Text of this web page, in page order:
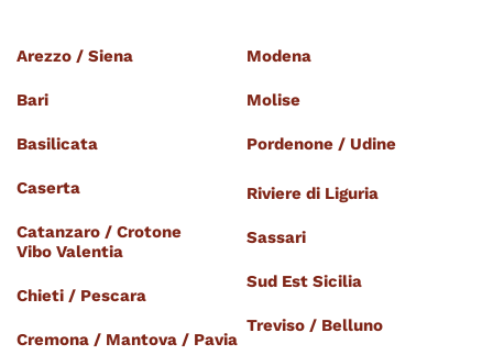
Arezzo / Siena
Bari
Basilicata
Caserta
Catanzaro / Crotone
Vibo Valentia
Chieti / Pescara
Cremona / Mantova / Pavia
Modena
Molise
Pordenone / Udine
Riviere di Liguria
Sassari
Sud Est Sicilia
Treviso / Belluno